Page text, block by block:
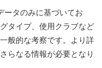
ータのみに基づいてお
グタイプ、 使用クラブなど
一般的な考察です。 よ り詳
さ らなる情報が必要となり